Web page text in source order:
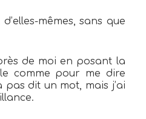
mêmes, sans que
de moi en posant la
comme pour me dire
pas dit un mot, mais j’ai